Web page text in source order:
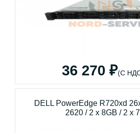
36 270 ₽(С
DELL PowerEdge R720xd
2620 / 2 x 8GB / 2 x